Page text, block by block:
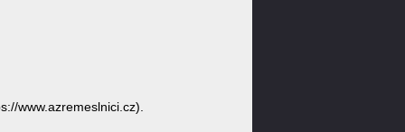
www.azremeslnici.cz).